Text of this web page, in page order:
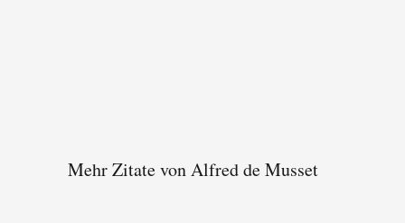
Mehr Zitate von Alfred de Musset